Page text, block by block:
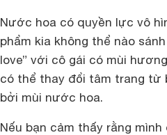
Nước hoa có quyền lực vô
phẩm kia không thể nào
love” với cô gái có mùi
có thể thay đổi tâm trang từ
bởi mùi nước hoa.
Nếu bạn cảm thấy rằng